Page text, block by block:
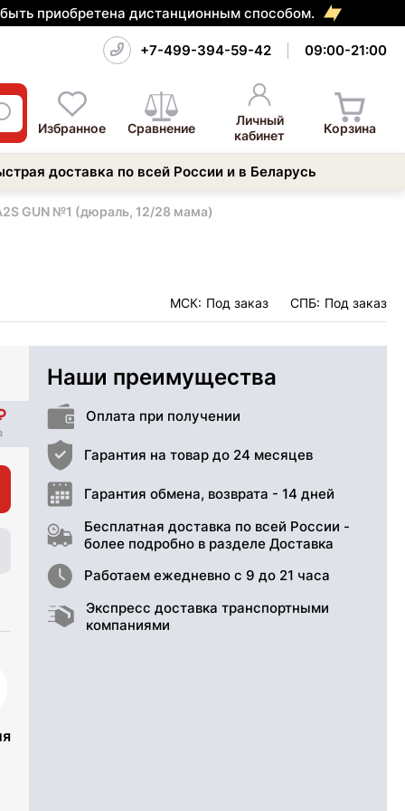
приобретена дистанционным способом.
+7-499-394-59-42 09:00-21:00
Избранное Сравнение
Личный
кабинет
Корзина
доставка по всей России и в Беларусь
GUN №1 (дюраль, 12/28 мама)
МСК: Под заказ СПБ: Под заказ
Наши преимущества
Оплата при получении
Гарантия на товар до 24 месяцев
Гарантия обмена, возврата - 14 дней
Бесплатная доставка по всей России -
более подробно в разделе Доставка
Работаем ежедневно с 9 до 21 часа
Экспресс доставка транспортными
компаниями